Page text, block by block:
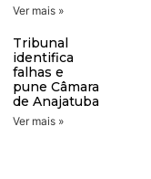
Ver mais »
Tribunal
identifica
falhas e
pune Câmara
de Anajatuba
Ver mais »